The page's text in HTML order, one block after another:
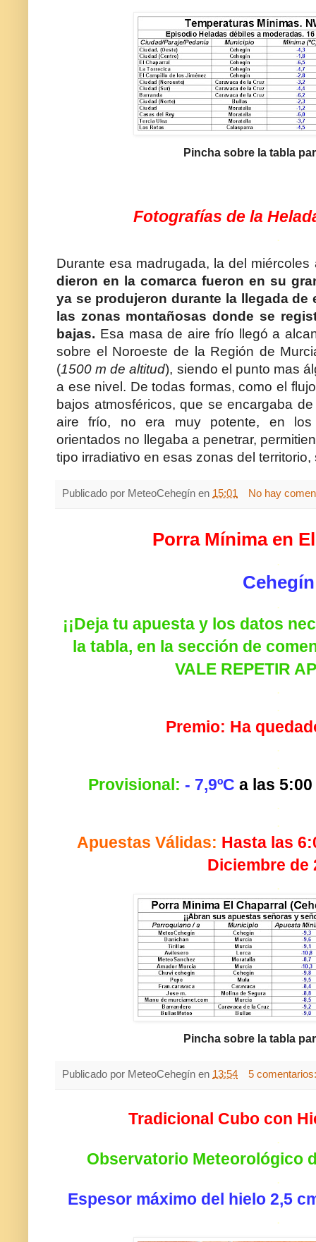
Pincha sobre la tabla
Fotografías de la
.
Durante esa madrugada, la del
dieron en la comarca fueron en su
ya se produjeron durante la llegada de
las zonas montañosas donde se
bajas. Esa masa de aire frío llegó a
sobre el Noroeste de la Región de
(1500 m de altitud), siendo el punto mas
a ese nivel. De todas formas, como el
bajos atmosféricos, que se encargaba
aire frío, no era muy potente, en los
orientados no llegaba a penetrar,
tipo irradiativo en esas zonas del
Publicado por MeteoCehegín en 15:01 No hay
Porra Mínima en
.
Cehegín
.
¡¡Deja tu apuesta y los datos
la tabla, en la sección de
VALE REPETIR
.
.
Premio: Ha
.
.
Provisional: - 7,9ºC a las
.
.
Apuestas Válidas: Hasta las
Diciembre de
.
Pincha sobre la tabla
Publicado por MeteoCehegín en 13:54 5
Tradicional Cubo con
.
Observatorio Meteorológico
.
Espesor máximo del hielo 2,5
.